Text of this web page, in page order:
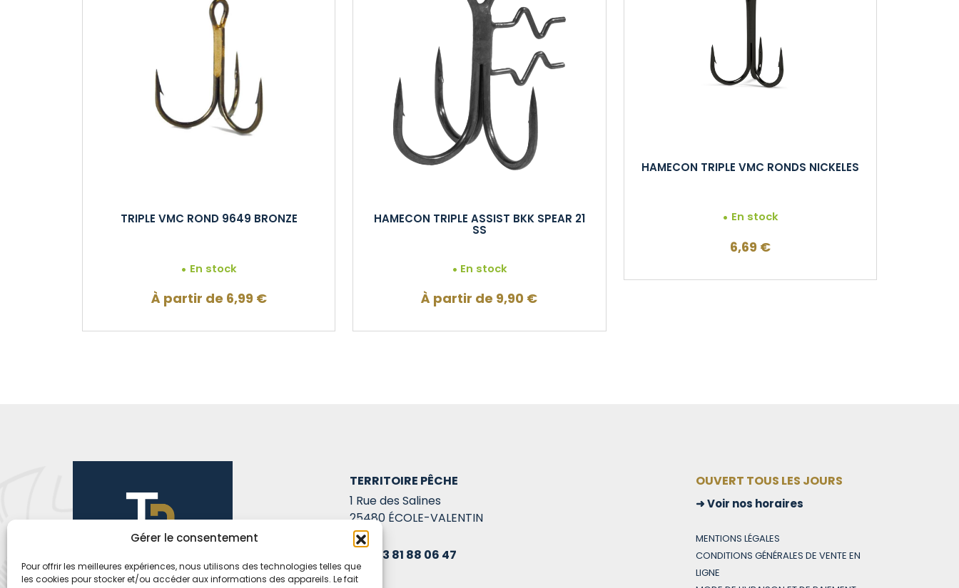
Gérer le consentement
Pour offrir les meilleures expériences, nous utilisons des technologies telles que
les cookies pour stocker et/ou accéder aux informations des appareils. Le fait
TRIPLE VMC ROND 9649 BRONZE
En stock
À partir de 6,99 €
HAMECON TRIPLE ASSIST BKK SPEAR 21
SS
En stock
À partir de 9,90 €
HAMECON TRIPLE VMC RONDS NICKELES
En stock
6,69 €
TERRITOIRE PÊCHE
1 Rue des Salines
25480 ÉCOLE-VALENTIN
03 81 88 06 47
OUVERT TOUS LES JOURS
Voir nos horaires
MENTIONS LÉGALES
CONDITIONS GÉNÉRALES DE VENTE EN
LIGNE